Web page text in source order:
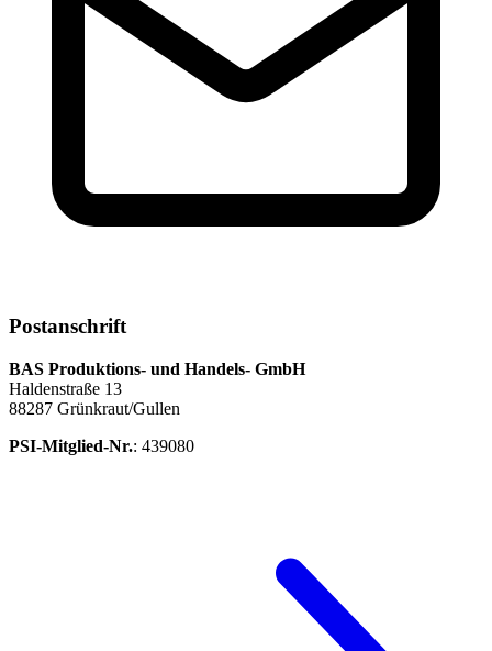
Postanschrift
BAS Produktions- und Handels- GmbH
Haldenstraße 13
88287 Grünkraut/Gullen
PSI-Mitglied-Nr.: 439080